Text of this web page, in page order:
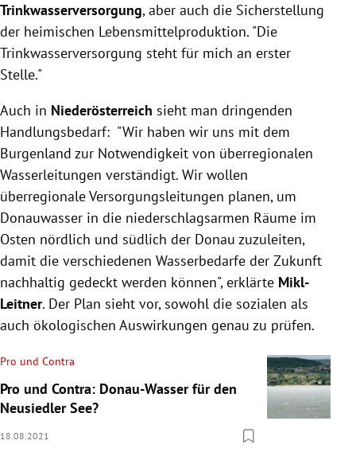
Trinkwasserversorgung, aber auch die Sicherstellung
der heimischen Lebensmittelproduktion. "Die
Trinkwasserversorgung steht für mich an erster
Stelle."
Auch in Niederösterreich sieht man dringenden
Handlungsbedarf: "Wir haben wir uns mit dem
Burgenland zur Notwendigkeit von überregionalen
Wasserleitungen verständigt. Wir wollen
überregionale Versorgungsleitungen planen, um
Donauwasser in die niederschlagsarmen Räume im
Osten nördlich und südlich der Donau zuzuleiten,
damit die verschiedenen Wasserbedarfe der Zukunft
nachhaltig gedeckt werden können", erklärte Mikl-
Leitner. Der Plan sieht vor, sowohl die sozialen als
auch ökologischen Auswirkungen genau zu prüfen.
Pro und Contra
Pro und Contra: Donau-Wasser für den
Neusiedler See?
18.08.2021